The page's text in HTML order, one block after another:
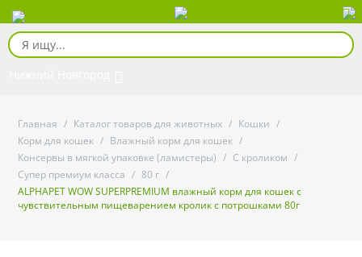
Главная / Каталог товаров для животных / Кошки /
Корм для кошек / Влажный корм для кошек /
Консервы в мягкой упаковке (ламистеры) / С кроликом /
Супер премиум класса / 80 г /
ALPHAPET WOW SUPERPREMIUM влажный корм для кошек с
чувствительным пищеварением кролик с потрошками 80г